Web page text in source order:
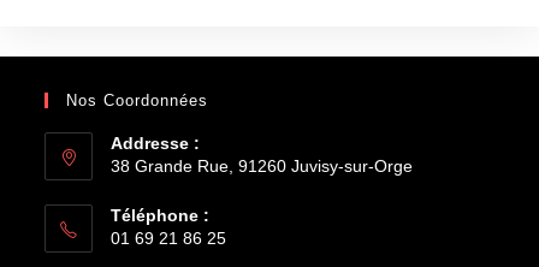
Nos Coordonnées
Addresse :
38 Grande Rue, 91260 Juvisy-sur-Orge
Téléphone :
01 69 21 86 25